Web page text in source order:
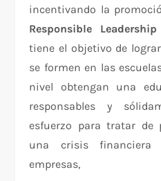
incentivando la
Responsible
tiene el objetivo de
se formen en las
nivel obtengan una
responsables y
esfuerzo para tratar de
una crisis financiera
empresas,